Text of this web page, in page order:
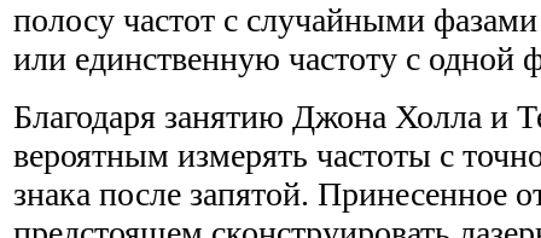
полосу частот с случайными
или единственную частоту с одной
Благодаря занятию Джона Холла и
вероятным измерять частоты с
знака после запятой. Принесенное